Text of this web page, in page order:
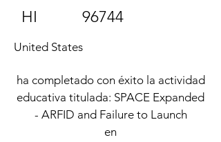
96744
HI
United States
ha completado con éxito la actividad
educativa titulada: SPACE Expanded
- ARFID and Failure to Launch
en